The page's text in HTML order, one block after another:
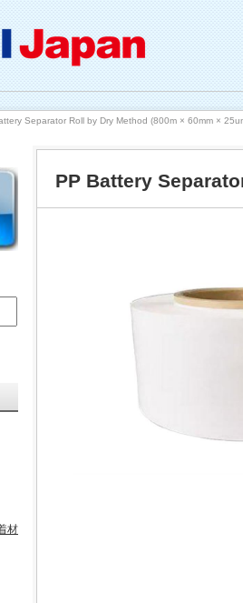
Separator Roll by Dry Method (800m × 60mm ×
PP Battery
材